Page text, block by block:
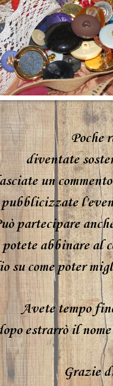
Poche
diventate
un
pubblicizzate
partecipare
abbinare al
su come poter
Avete tempo
estrarrò il
Grazie